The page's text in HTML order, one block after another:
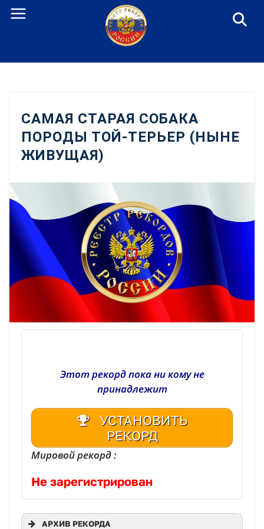
Перейти
САМАЯ СТАРАЯ СОБАКА
ПОРОДЫ ТОЙ-ТЕРЬЕР (НЫНЕ
ЖИВУЩАЯ)
Этот рекорд пока ни кому не
принадлежит
УСТАНОВИТЬ
РЕКОРД
Мировой рекорд :
Не зарегистрирован
АРХИВ РЕКОРДА